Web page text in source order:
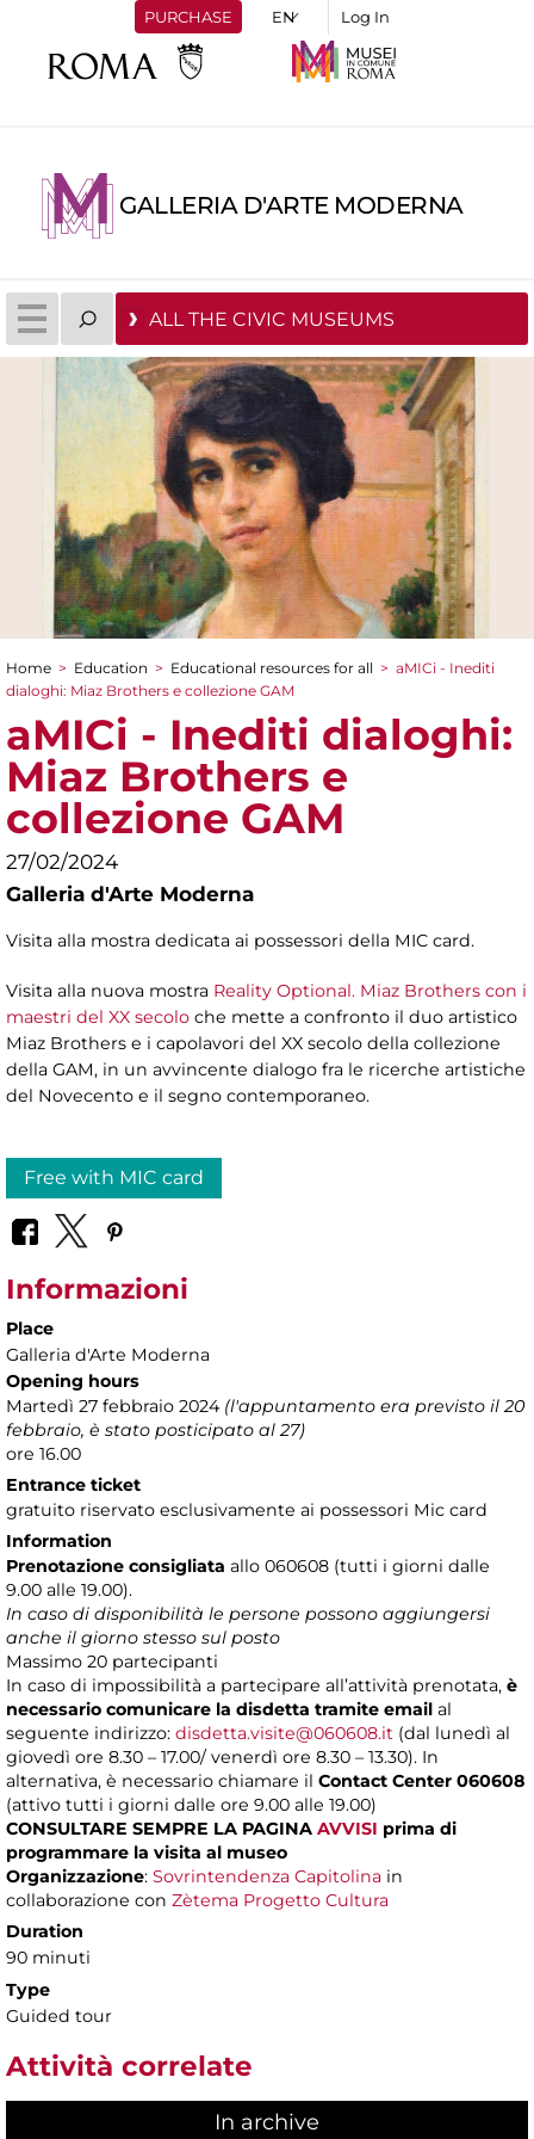
PURCHASE Log In
GALLERIA D'ARTE MODERNA
ALL THE CIVIC MUSEUMS
You are here
Home > Education > Educational resources for all > aMICi - Inediti
dialoghi: Miaz Brothers e collezione GAM
aMICi - Inediti dialoghi:
Miaz Brothers e
collezione GAM
27/02/2024
Galleria d'Arte Moderna
Visita alla mostra dedicata ai possessori della MIC card.
Visita alla nuova mostra Reality Optional. Miaz Brothers con i
maestri del XX secolo che mette a confronto il duo artistico
Miaz Brothers e i capolavori del XX secolo della collezione
della GAM, in un avvincente dialogo fra le ricerche artistiche
del Novecento e il segno contemporaneo.
Free with MIC card
Informazioni
Place
Galleria d'Arte Moderna
Opening hours
Martedì 27 febbraio 2024 (l'appuntamento era previsto il 20
febbraio, è stato posticipato al 27)
ore 16.00
Entrance ticket
gratuito riservato esclusivamente ai possessori Mic card
Information
Prenotazione consigliata allo 060608 (tutti i giorni dalle
9.00 alle 19.00).
In caso di disponibilità le persone possono aggiungersi
anche il giorno stesso sul posto
Massimo 20 partecipanti
In caso di impossibilità a partecipare all’attività prenotata, è
necessario comunicare la disdetta tramite email al
seguente indirizzo: disdetta.visite@060608.it (dal lunedì al
giovedì ore 8.30 – 17.00/ venerdì ore 8.30 – 13.30). In
alternativa, è necessario chiamare il Contact Center 060608
(attivo tutti i giorni dalle ore 9.00 alle 19.00)
CONSULTARE SEMPRE LA PAGINA AVVISI prima di
programmare la visita al museo
Organizzazione: Sovrintendenza Capitolina in
collaborazione con Zètema Progetto Cultura
Duration
90 minuti
Type
Guided tour
Attività correlate
In archive